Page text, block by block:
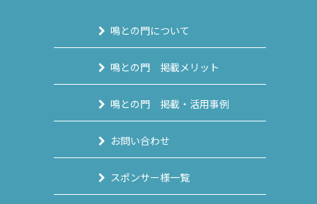
鳴との門について
鳴との門 掲載メリット
鳴との門 掲載・活用事例
お問い合わせ
スポンサー様一覧